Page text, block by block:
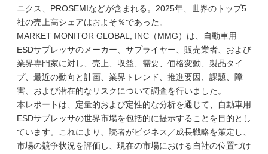
ニクス、PROSEMIなどが含まれる。2025年、世界のトップ5
社の売上高シェアはおよそ％であった。
MARKET MONITOR GLOBAL, INC（MMG）は、自動車用
ESDサプレッサのメーカー、サプライヤー、販売業者、および
業界専門家に対し、売上、収益、需要、価格変動、製品タイ
プ、最近の動向と計画、業界トレンド、推進要因、課題、障
害、および潜在的なリスクについて調査を行いました。
本レポートは、定量的および定性的な分析を通じて、自動車用
ESDサプレッサの世界市場を包括的に提示することを目的とし
ています。これにより、読者がビジネス／成長戦略を策定し、
市場の競争状況を評価し、現在の市場における自社の位置づけ